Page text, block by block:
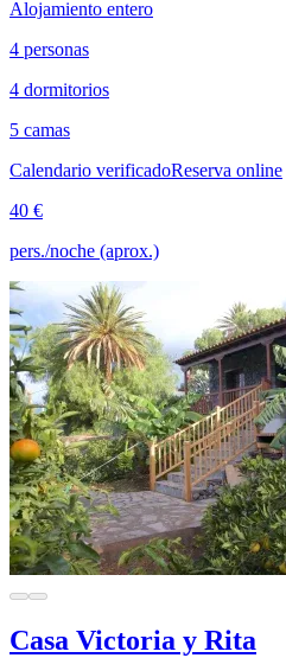
Alojamiento entero
4 personas
4 dormitorios
5 camas
Calendario verificadoReserva online
40 €
pers./noche (aprox.)
Casa Victoria y Rita